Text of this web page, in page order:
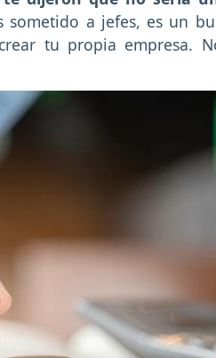
sometido a jefes, es un
tu propia empresa.